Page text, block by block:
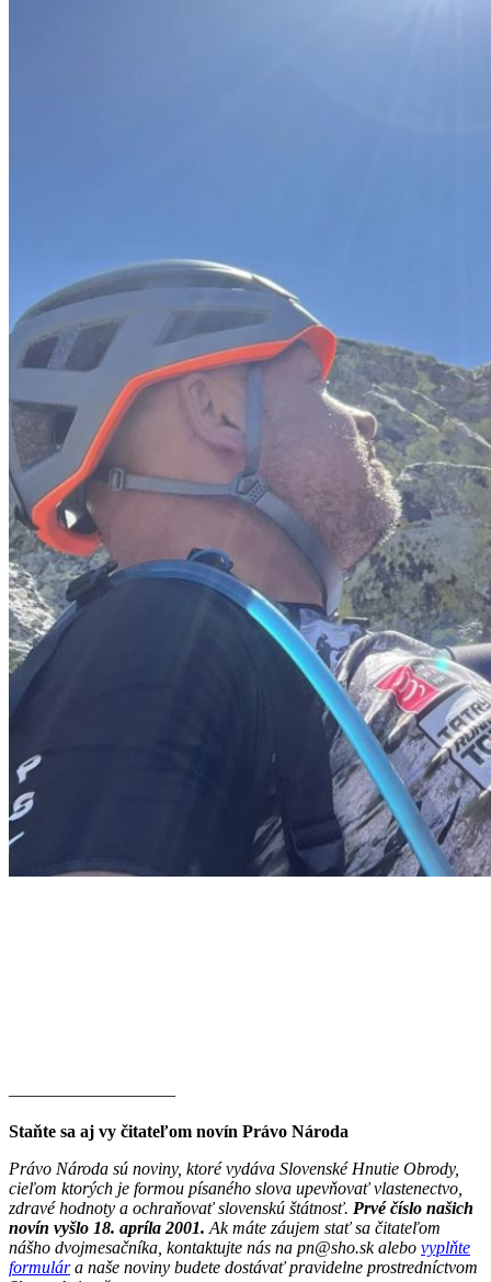
———————–——
Staňte sa aj vy čitateľom novín Právo Národa
Právo Národa sú noviny, ktoré vydáva Slovenské Hnutie Obrody,
cieľom ktorých je formou písaného slova upevňovať vlastenectvo,
zdravé hodnoty a ochraňovať slovenskú štátnosť. Prvé číslo našich
novín vyšlo 18. apríla 2001. Ak máte záujem stať sa čitateľom
nášho dvojmesačníka, kontaktujte nás na pn@sho.sk alebo vyplňte
formulára naše noviny budete dostávať pravidelne prostredníctvom